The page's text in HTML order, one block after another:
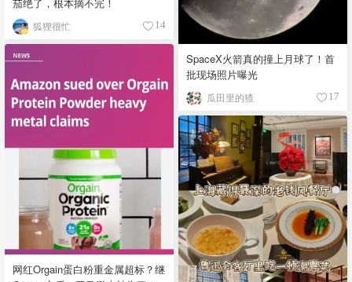
狐狸很忙 14
SpaceX火箭真的撞上月球了！首
批现场照片曝光
瓜田里的猹 17
网红Orgain蛋白粉重金属超标？继